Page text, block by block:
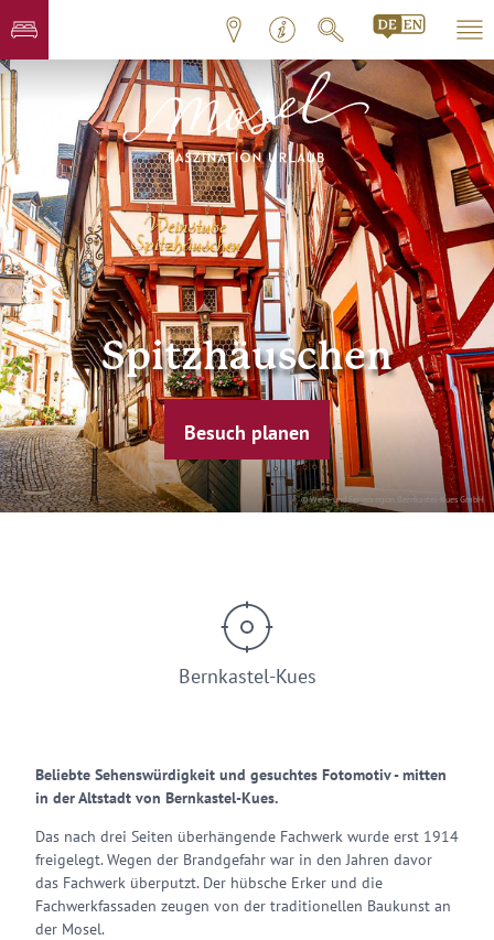
© Wein- und Ferienregion Bernkastel-Kues GmbH
Spitzhäuschen
Besuch planen
Bernkastel-Kues
Beliebte Sehenswürdigkeit und gesuchtes Fotomotiv - mitten
in der Altstadt von Bernkastel-Kues.
Das nach drei Seiten überhängende Fachwerk wurde erst 1914
freigelegt. Wegen der Brandgefahr war in den Jahren davor
das Fachwerk überputzt. Der hübsche Erker und die
Fachwerkfassaden zeugen von der traditionellen Baukunst an
der Mosel.